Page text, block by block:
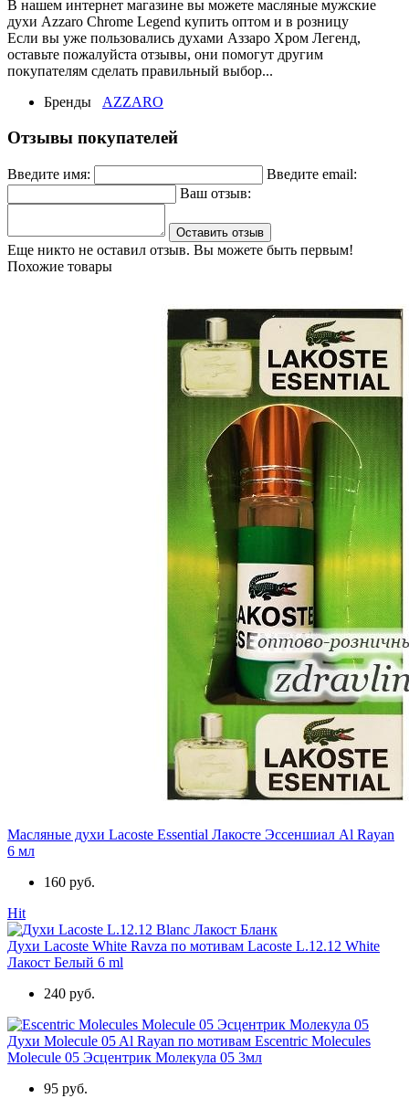
В нашем интернет магазине вы можете масляные мужские
духи Azzaro Chrome Legend купить оптом и в розницу
Если вы уже пользовались духами Аззаро Хром Легенд,
оставьте пожалуйста отзывы, они помогут другим
покупателям сделать правильный выбор...
Бренды
AZZARO
Отзывы покупателей
Введите имя:
Введите email:
Ваш отзыв:
Оставить отзыв
Еще никто не оставил отзыв. Вы можете быть первым!
Похожие товары
Масляные духи Lacoste Essential Лакосте Эссеншиал Al Rayan
6 мл
160 руб.
Hit
Духи Lacoste White Ravza по мотивам Lacoste L.12.12 White
Лакост Белый 6 ml
240 руб.
Духи Molecule 05 Al Rayan по мотивам Escentric Molecules
Molecule 05 Эсцентрик Молекула 05 3мл
95 руб.